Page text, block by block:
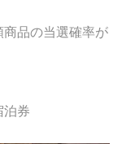
商品の当選確率が
泊券